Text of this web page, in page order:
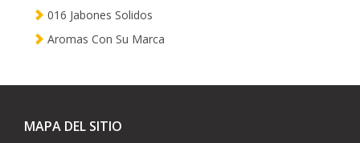
016 Jabones Solidos
Aromas Con Su Marca
MAPA DEL SITIO